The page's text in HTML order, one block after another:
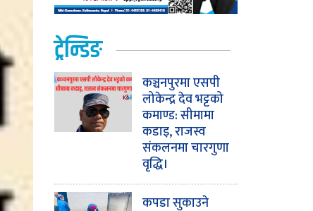
ट्रेन्डिङ
कञ्चनपुरमा एसपी
लोकेन्द्र देव भट्टको
कमाण्ड: सीमामा
कडाइ, राजस्व
संकलनमा चारगुणा
वृद्धि।
कपडा सुकाउने